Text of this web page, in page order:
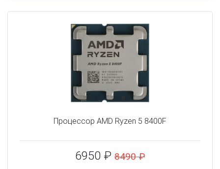
Процессор AMD Ryzen 5 8400F
6950 ₽ 8490 ₽